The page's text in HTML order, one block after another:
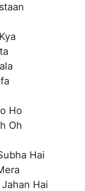
Ho
Oh
Hai
Hai